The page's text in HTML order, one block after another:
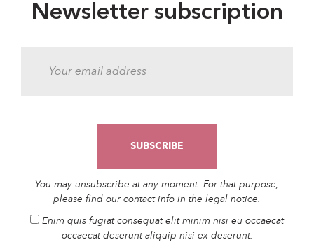
Newsletter subscription
You may unsubscribe at any moment. For that purpose,
please find our contact info in the legal notice.
Enim quis fugiat consequat elit minim nisi eu occaecat
occaecat deserunt aliquip nisi ex deserunt.